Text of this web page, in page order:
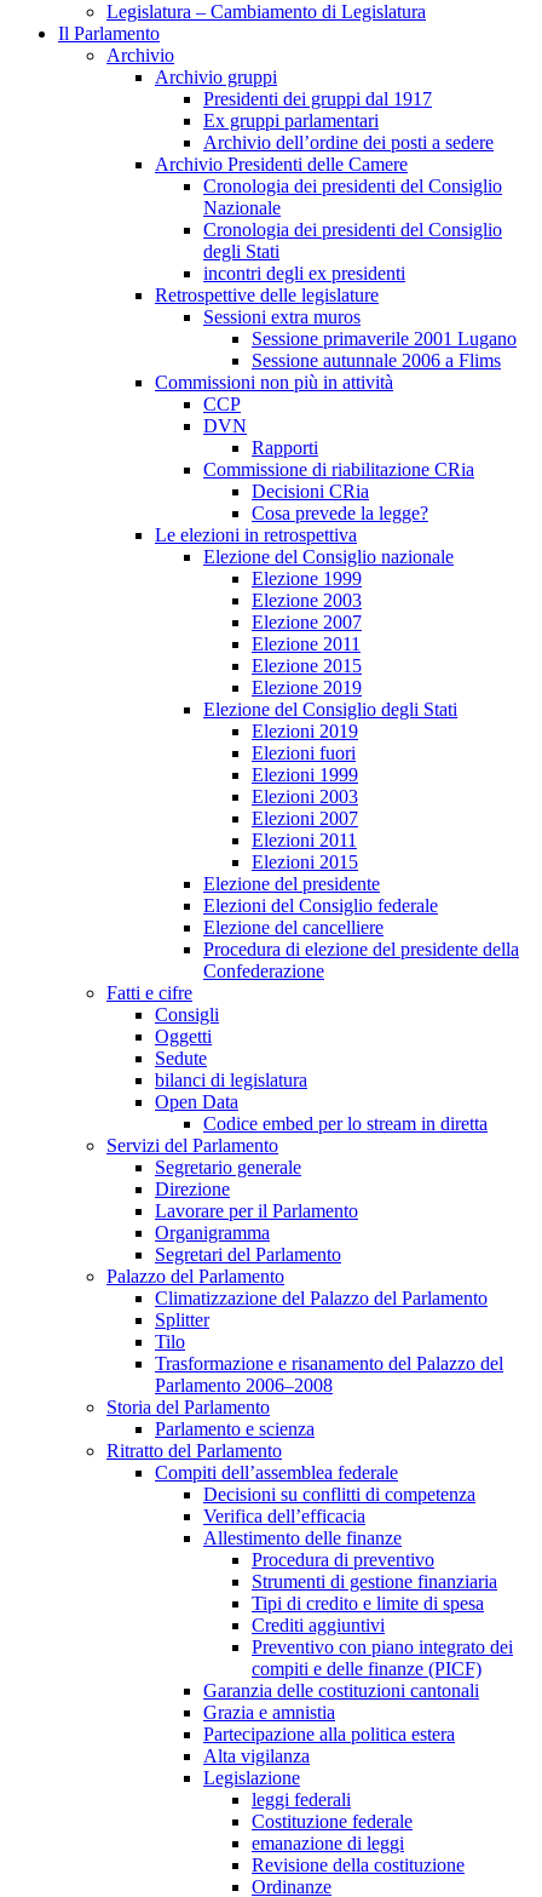
Legislatura – Cambiamento di Legislatura
Il Parlamento
Archivio
Archivio gruppi
Presidenti dei gruppi dal 1917
Ex gruppi parlamentari
Archivio dell’ordine dei posti a sedere
Archivio Presidenti delle Camere
Cronologia dei presidenti del Consiglio
Nazionale
Cronologia dei presidenti del Consiglio
degli Stati
incontri degli ex presidenti
Retrospettive delle legislature
Sessioni extra muros
Sessione primaverile 2001 Lugano
Sessione autunnale 2006 a Flims
Commissioni non più in attività
CCP
DVN
Rapporti
Commissione di riabilitazione CRia
Decisioni CRia
Cosa prevede la legge?
Le elezioni in retrospettiva
Elezione del Consiglio nazionale
Elezione 1999
Elezione 2003
Elezione 2007
Elezione 2011
Elezione 2015
Elezione 2019
Elezione del Consiglio degli Stati
Elezioni 2019
Elezioni fuori
Elezioni 1999
Elezioni 2003
Elezioni 2007
Elezioni 2011
Elezioni 2015
Elezione del presidente
Elezioni del Consiglio federale
Elezione del cancelliere
Procedura di elezione del presidente della
Confederazione
Fatti e cifre
Consigli
Oggetti
Sedute
bilanci di legislatura
Open Data
Codice embed per lo stream in diretta
Servizi del Parlamento
Segretario generale
Direzione
Lavorare per il Parlamento
Organigramma
Segretari del Parlamento
Palazzo del Parlamento
Climatizzazione del Palazzo del Parlamento
Splitter
Tilo
Trasformazione e risanamento del Palazzo del
Parlamento 2006–2008
Storia del Parlamento
Parlamento e scienza
Ritratto del Parlamento
Compiti dell’assemblea federale
Decisioni su conflitti di competenza
Verifica dell’efficacia
Allestimento delle finanze
Procedura di preventivo
Strumenti di gestione finanziaria
Tipi di credito e limite di spesa
Crediti aggiuntivi
Preventivo con piano integrato dei
compiti e delle finanze (PICF)
Garanzia delle costituzioni cantonali
Grazia e amnistia
Partecipazione alla politica estera
Alta vigilanza
Legislazione
leggi federali
Costituzione federale
emanazione di leggi
Revisione della costituzione
Ordinanze